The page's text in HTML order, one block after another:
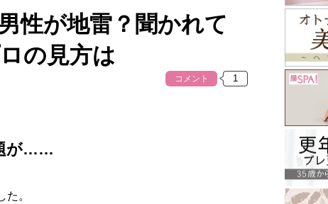
性が地雷？聞かれて
の見方は
コメント
が……
。